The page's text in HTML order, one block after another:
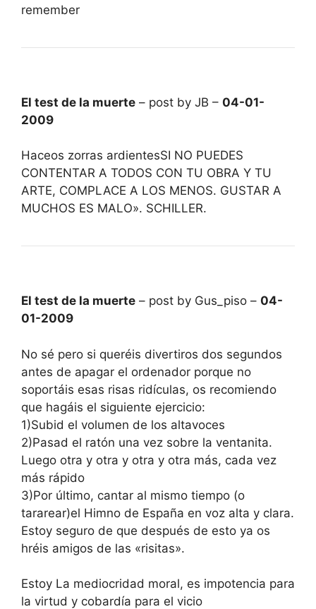
remember
El test de la muerte – post by JB – 04-01-
2009
Haceos zorras ardientesSI NO PUEDES
CONTENTAR A TODOS CON TU OBRA Y TU
ARTE, COMPLACE A LOS MENOS. GUSTAR A
MUCHOS ES MALO». SCHILLER.
El test de la muerte – post by Gus_piso – 04-
01-2009
No sé pero si queréis divertiros dos segundos
antes de apagar el ordenador porque no
soportáis esas risas ridículas, os recomiendo
que hagáis el siguiente ejercicio:
1)Subid el volumen de los altavoces
2)Pasad el ratón una vez sobre la ventanita.
Luego otra y otra y otra y otra más, cada vez
más rápido
3)Por último, cantar al mismo tiempo (o
tararear)el Himno de España en voz alta y clara.
Estoy seguro de que después de esto ya os
hréis amigos de las «risitas».
Estoy La mediocridad moral, es impotencia para
la virtud y cobardía para el vicio